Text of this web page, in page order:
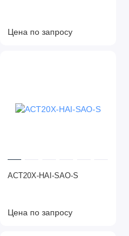
Цена по запросу
ACT20X-HAI-SAO-S
Цена по запросу